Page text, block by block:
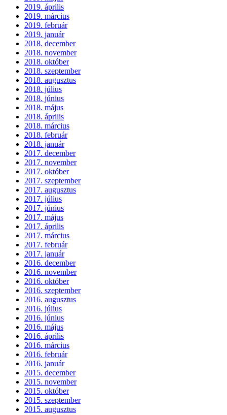
2019. április
2019. március
2019. február
2019. január
2018. december
2018. november
2018. október
2018. szeptember
2018. augusztus
2018. július
2018. június
2018. május
2018. április
2018. március
2018. február
2018. január
2017. december
2017. november
2017. október
2017. szeptember
2017. augusztus
2017. július
2017. június
2017. május
2017. április
2017. március
2017. február
2017. január
2016. december
2016. november
2016. október
2016. szeptember
2016. augusztus
2016. július
2016. június
2016. május
2016. április
2016. március
2016. február
2016. január
2015. december
2015. november
2015. október
2015. szeptember
2015. augusztus